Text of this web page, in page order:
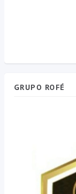
GRUPO ROFÉ